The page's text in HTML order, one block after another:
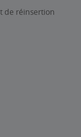
de réinsertion